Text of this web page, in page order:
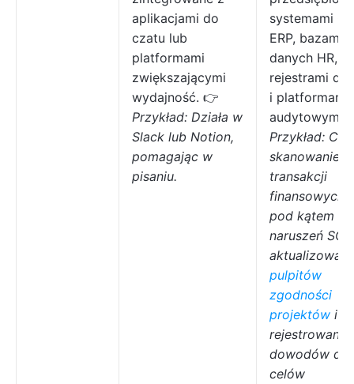
aplikacjami do
czatu lub
platformami
zwiększającymi
wydajność. 👉
Przykład: Działa w
Slack lub Notion,
pomagając w
pisaniu.
systemami
ERP, bazami
danych HR,
rejestrami
i platformami
audytowymi.
Przykład:
skanowanie
transakcji
finansowych
pod kątem
naruszeń
pulpitów
zgodności
projektów i
rejestrowanie
dowodów do
celów